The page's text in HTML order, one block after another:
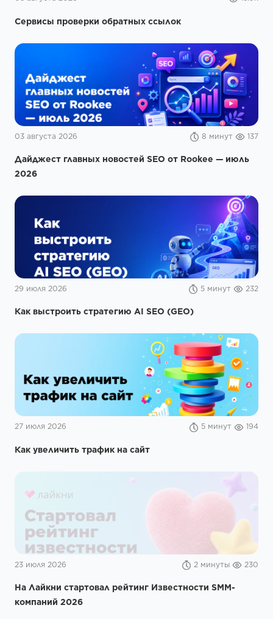
Сервисы проверки обратных ссылок
03 августа 2026 8 минут 137
Дайджест главных новостей SEO от Rookee — июль
2026
29 июля 2026 5 минут 232
Как выстроить стратегию AI SEO (GEO)
27 июля 2026 5 минут 194
Как увеличить трафик на сайт
23 июля 2026 2 минуты 230
На Лайкни стартовал рейтинг Известности SMM-
компаний 2026